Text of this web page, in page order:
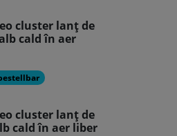
cluster lanț de
cald în aer
cluster lanț de
cald în aer liber